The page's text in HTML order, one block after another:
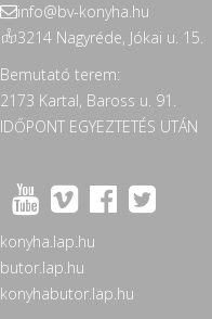
info@bv-konyha.hu
3214 Nagyréde, Jókai u. 15.
Bemutató terem:
2173 Kartal, Baross u. 91.
IDŐPONT EGYEZTETÉS UTÁN
konyha.lap.hu
butor.lap.hu
konyhabutor.lap.hu